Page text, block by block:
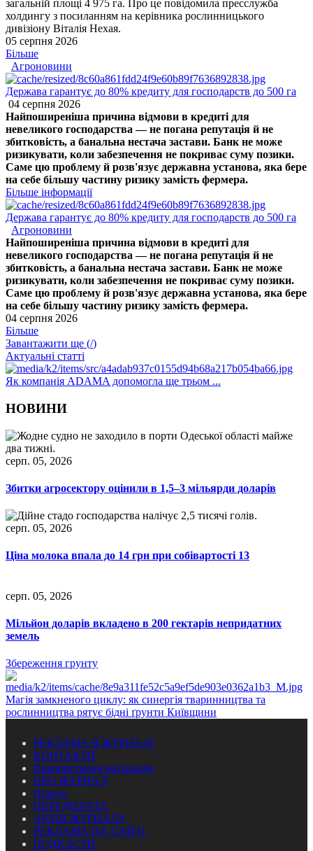
загальній площі 4 975 га. Про це повідомила пресслужба
холдингу з посиланням на керівника рослинницького
дивізіону Віталія Нехая.
05 серпня 2026
Більше
Агроновини
Держава гарантує до 80% кредиту для господарств до 500 га
04 серпня 2026
Найпоширеніша причина відмови в кредиті для
невеликого господарства — не погана репутація й не
збитковість, а банальна нестача застави. Банк не може
ризикувати, коли забезпечення не покриває суму позики.
Саме цю проблему й розв'язує державна установа, яка бере
на себе більшу частину ризику замість фермера.
Більше інформації
Держава гарантує до 80% кредиту для господарств до 500 га
Агроновини
Найпоширеніша причина відмови в кредиті для
невеликого господарства — не погана репутація й не
збитковість, а банальна нестача застави. Банк не може
ризикувати, коли забезпечення не покриває суму позики.
Саме цю проблему й розв'язує державна установа, яка бере
на себе більшу частину ризику замість фермера.
04 серпня 2026
Більше
Завантажити ще (/)
Актуальні статті
Як компанія ADAMA допомогла ще трьом ...
НОВИНИ
серп. 05, 2026
Збитки агросектору оцінили в 1,5–3 мільярди доларів
серп. 05, 2026
Ціна молока впала до 14 грн при собівартості 13
серп. 05, 2026
Мільйон доларів вкладено в 200 гектарів непридатних
земель
Збереження грунту
Магія замкненого циклу: як синергія тваринництва та
рослинництва рятує бідні ґрунти Київщини
РЕКЛАМА В ЖУРНАЛІ
КОНТАКТИ
Використання матеріалів
ПРО ЖУРНАЛ
Пошук
ПЕРЕДПЛАТА
АРХІВ ЖУРНАЛУ
РЕКЛАМА НА САЙТІ
ПОДКАСТИ